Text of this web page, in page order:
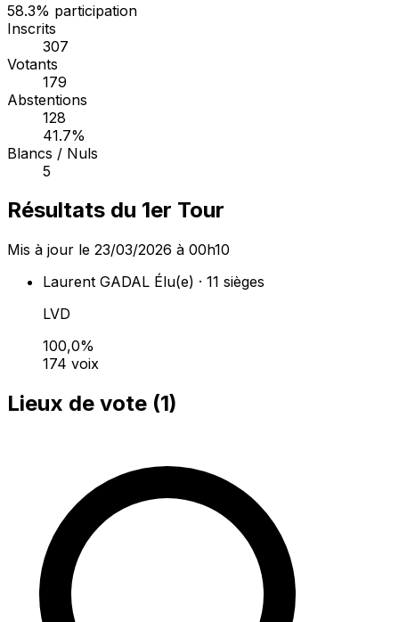
58.3% participation
Inscrits
307
Votants
179
Abstentions
128
41.7%
Blancs / Nuls
5
Résultats du 1er Tour
Mis à jour le 23/03/2026 à 00h10
Laurent GADAL Élu(e) · 11 sièges
LVD
100,0%
174 voix
Lieux de vote (1)